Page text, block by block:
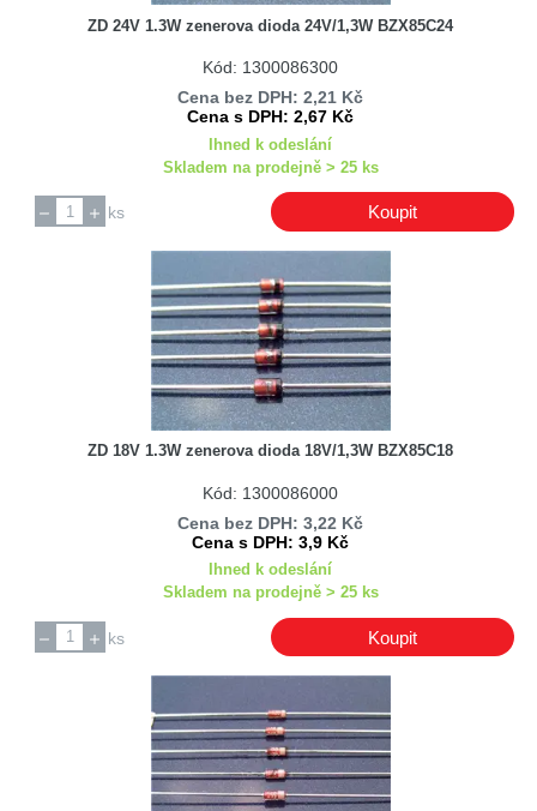
ZD 24V 1.3W zenerova dioda 24V/1,3W BZX85C24
Kód: 1300086300
Cena bez DPH: 2,21 Kč
Cena s DPH: 2,67 Kč
Ihned k odeslání
Skladem na prodejně > 25 ks
ks Koupit
ZD 18V 1.3W zenerova dioda 18V/1,3W BZX85C18
Kód: 1300086000
Cena bez DPH: 3,22 Kč
Cena s DPH: 3,9 Kč
Ihned k odeslání
Skladem na prodejně > 25 ks
ks Koupit